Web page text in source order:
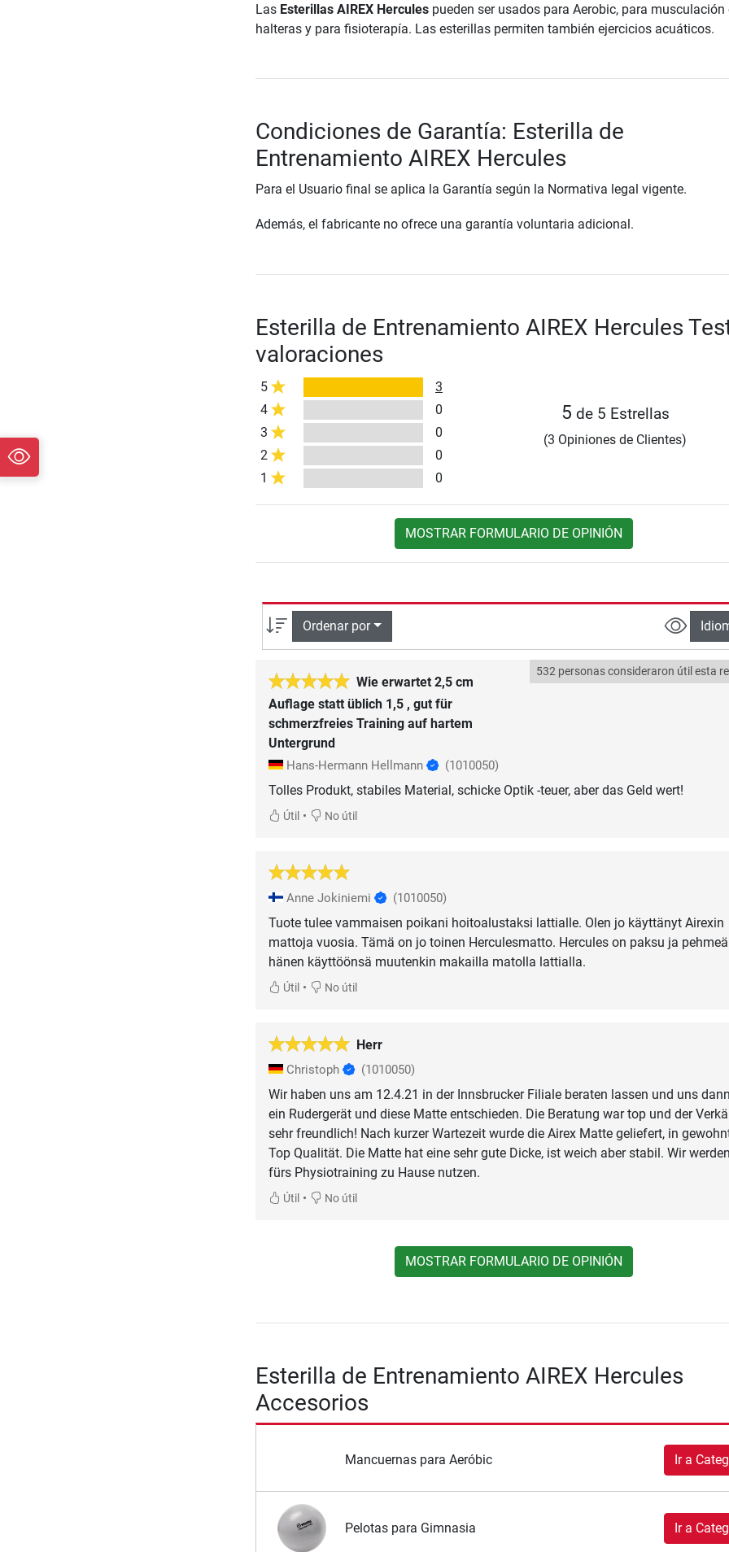
Las Esterillas AIREX Hercules pueden ser usados para Aerobic, para musculación
halteras y para fisioterapía. Las esterillas permiten también ejercicios acuáticos.
Condiciones de Garantía: Esterilla de
Entrenamiento AIREX Hercules
Para el Usuario final se aplica la Garantía según la Normativa legal vigente.
Además, el fabricante no ofrece una garantía voluntaria adicional.
Esterilla de Entrenamiento AIREX Hercules
valoraciones
5
3
4
0
3
0
2
0
1
0
5 de 5 Estrellas
(3 Opiniones de Clientes)
MOSTRAR FORMULARIO DE OPINIÓN
Ordenar por
Wie erwartet 2,5 cm
Auflage statt üblich 1,5 , gut für
schmerzfreies Training auf hartem
Untergrund
532 personas consideraron útil esta
Hans-Hermann Hellmann (1010050)
Tolles Produkt, stabiles Material, schicke Optik -teuer, aber das Geld wert!
Útil • No útil
Anne Jokiniemi (1010050)
Tuote tulee vammaisen poikani hoitoalustaksi lattialle. Olen jo käyttänyt Airexin
mattoja vuosia. Tämä on jo toinen Herculesmatto. Hercules on paksu ja pehmeä
hänen käyttöönsä muutenkin makailla matolla lattialla.
Útil • No útil
Herr
Christoph (1010050)
Wir haben uns am 12.4.21 in der Innsbrucker Filiale beraten lassen und uns
ein Rudergerät und diese Matte entschieden. Die Beratung war top und der
sehr freundlich! Nach kurzer Wartezeit wurde die Airex Matte geliefert, in
Top Qualität. Die Matte hat eine sehr gute Dicke, ist weich aber stabil. Wir
fürs Physiotraining zu Hause nutzen.
Útil • No útil
MOSTRAR FORMULARIO DE OPINIÓN
Esterilla de Entrenamiento AIREX Hercules
Accesorios
Mancuernas para Aeróbic Ir a
Pelotas para Gimnasia Ir a